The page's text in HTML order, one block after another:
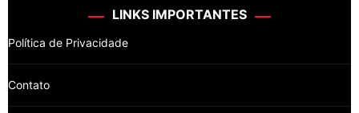
LINKS IMPORTANTES
Política de Privacidade
Contato